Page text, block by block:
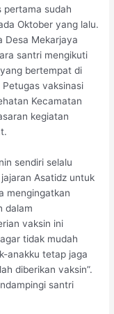
pertama sudah
Oktober yang lalu.
Desa Mekarjaya
santri mengikuti
bertempat di
vaksinasi
Kecamatan
kegiatan
sendiri selalu
Asatidz untuk
mengingatkan
dalam
vaksin ini
tidak mudah
anakku tetap jaga
diberikan vaksin”.
santri